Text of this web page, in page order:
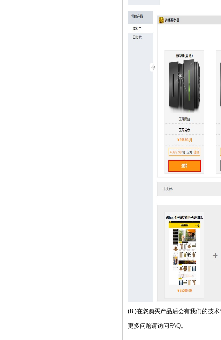
(8.)在您购买产品后会有我们的技
更多问题请访问 FAQ。